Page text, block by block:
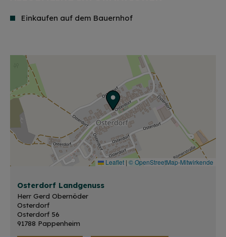
Einkaufen auf dem Bauernhof
Leaflet | © OpenStreetMap-Mitwirkende
Osterdorf Landgenuss
Herr Gerd Obernöder
Osterdorf
Osterdorf 56
91788 Pappenheim